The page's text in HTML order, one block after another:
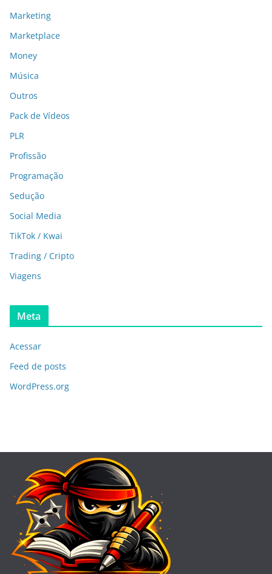
Marketing
Marketplace
Money
Música
Outros
Pack de Vídeos
PLR
Profissão
Programação
Sedução
Social Media
TikTok / Kwai
Trading / Cripto
Viagens
Meta
Acessar
Feed de posts
WordPress.org